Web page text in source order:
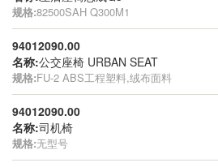
规格:82500SAH Q300M1
94012090.00
名称:公交座椅 URBAN SEAT
规格:FU-2 ABS工程塑料,绒布面料
94012090.00
名称:司机椅
规格:无型号